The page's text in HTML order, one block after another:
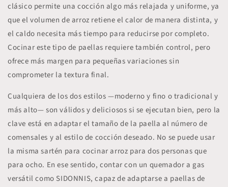
clásico permite una cocción algo más relajada y uniforme, ya
que el volumen de arroz retiene el calor de manera distinta, y
el caldo necesita más tiempo para reducirse por completo.
Cocinar este tipo de paellas requiere también control, pero
ofrece más margen para pequeñas variaciones sin
comprometer la textura final.
Cualquiera de los dos estilos —moderno y fino o tradicional y
más alto— son válidos y deliciosos si se ejecutan bien, pero la
clave está enadaptar el tamaño de la paella al número de
comensales y al estilo de cocción deseado. No se puede usar
la misma sartén para cocinar arroz para dos personas que
para ocho. En ese sentido, contar con un quemador a gas
versátil como SIDONNIS, capaz de adaptarse a paellas de